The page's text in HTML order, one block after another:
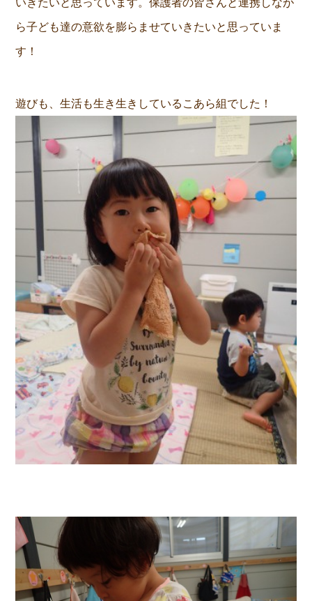
ら子ども達の意欲を膨らませていきたいと思っていま
す！
遊びも、生活も生き生きしているこあら組でした！